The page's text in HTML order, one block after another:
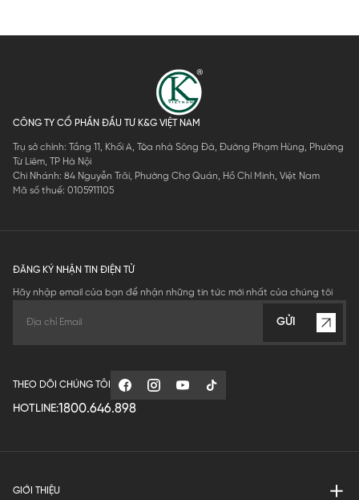
CÔNG TY CỔ PHẦN ĐẦU TƯ K&G VIỆT NAM
Trụ sở chính: Tầng 11, Khối A, Tòa nhà Sông Đà, Đường Phạm Hùng, Phường
Từ Liêm, TP Hà Nội
Chi Nhánh: 84 Nguyễn Trãi, Phường Chợ Quán, Hồ Chí Minh, Việt Nam
Mã số thuế: 0105911105
ĐĂNG KÝ NHẬN TIN ĐIỆN TỬ
Hãy nhập email của bạn để nhận những tin tức mới nhất của chúng tôi
GỬI
THEO DÕI CHÚNG TÔI
HOTLINE:1800.646.898
GIỚI THIỆU